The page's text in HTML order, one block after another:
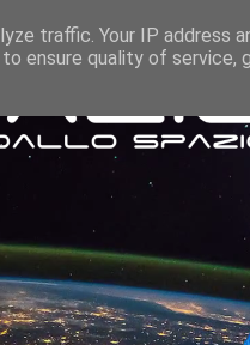
traffic. Your IP address
ensure quality of service,